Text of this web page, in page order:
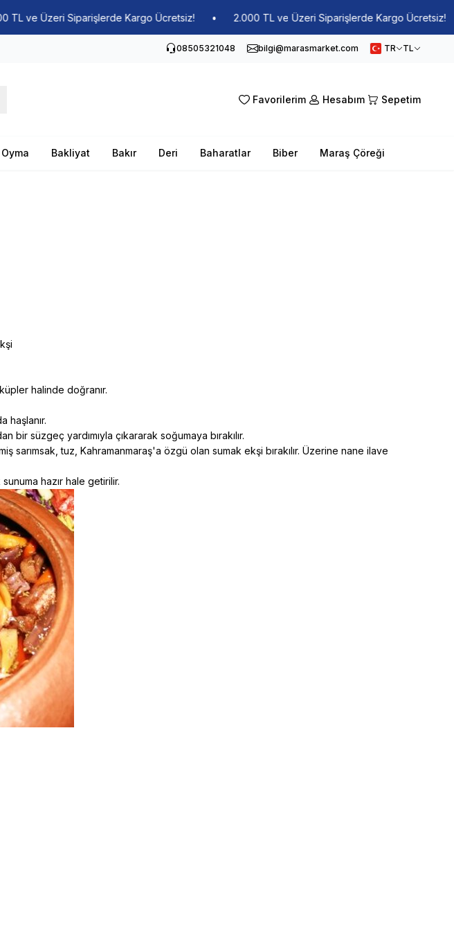
ve Üzeri Siparişlerde Kargo Ücretsiz! • 2.000 TL ve Üzeri Siparişlerde Kargo Ücretsiz! •
08505321048 bilgi@marasmarket.com TR TL
Favorilerim Hesabım Sepetim
Bakliyat Bakır Deri Baharatlar Biber Maraş Çöreği
halinde doğranır.
haşlanır.
bir süzgeç yardımıyla çıkararak soğumaya bırakılır.
sarımsak, tuz, Kahramanmaraş'a özgü olan sumak ekşi bırakılır. Üzerine nane ilave
hazır hale getirilir.